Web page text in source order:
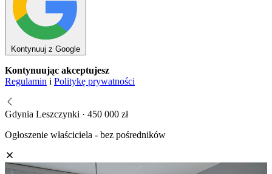
Kontynuuj z Google
Kontynuując akceptujesz
Regulamin i Politykę prywatności
Gdynia Leszczynki · 450 000 zł
Ogłoszenie właściciela - bez pośredników